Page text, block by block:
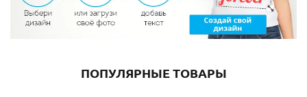
ПОПУЛЯРНЫЕ ТОВАРЫ